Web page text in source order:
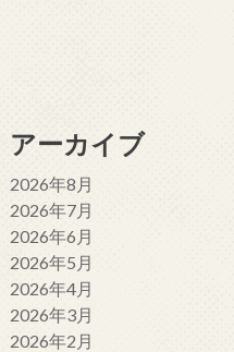
アーカイブ
2026年8月
2026年7月
2026年6月
2026年5月
2026年4月
2026年3月
2026年2月